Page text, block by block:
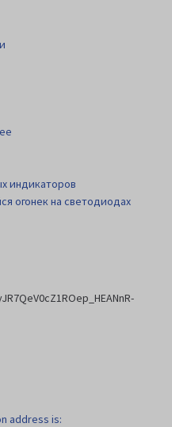
индикаторов
огонек на светодиодах
address is: